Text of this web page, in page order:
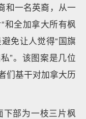
和一名英裔，从一
和全加拿大所有枫
免让人觉得“国旗
”。该图案是几位
们基干对加拿大历
部为一枝三片枫